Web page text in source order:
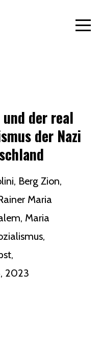
der real
der Nazi
Berg Zion
Maria
Maria
2023